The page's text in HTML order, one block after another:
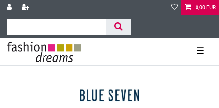
0,00 EUR
☰